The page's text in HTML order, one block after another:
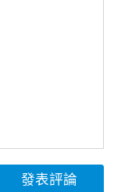
發表評論